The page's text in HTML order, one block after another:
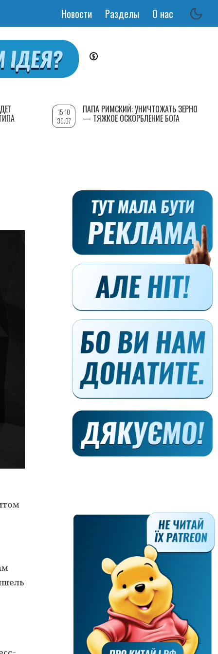
Основная
Новости Разделы О нас
15:10
30.07
ПАПА РИМСКИЙ: УНИЧТОЖАТЬ ЗЕРНО
— ТЯЖКОЕ ОСКОРБЛЕНИЕ БОГА